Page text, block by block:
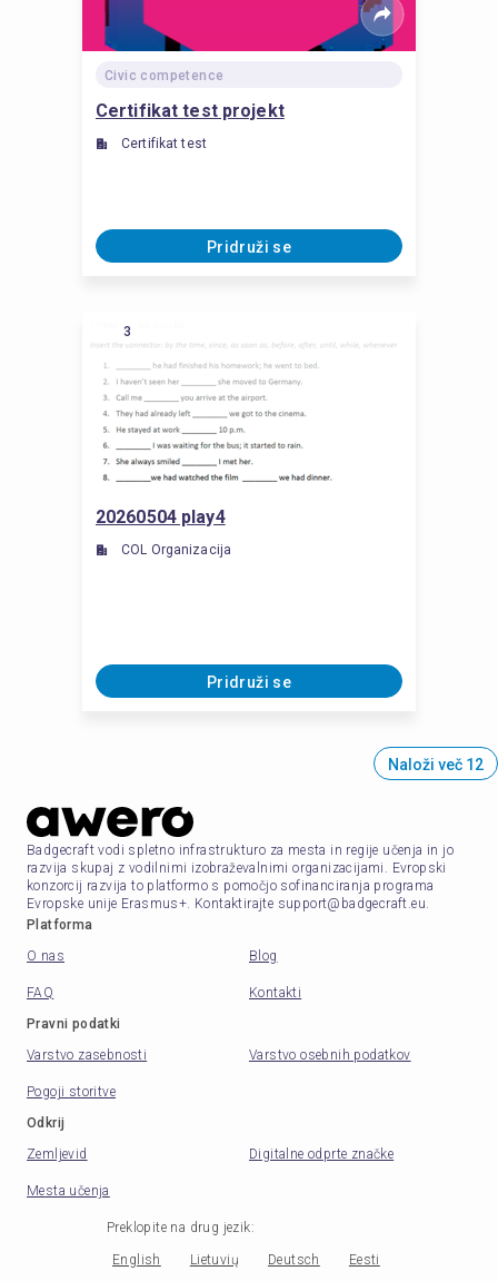
Civic competence
Certifikat test projekt
Certifikat test
Pridruži se
3
20260504 play4
COL Organizacija
Pridruži se
Naloži več 12
Badgecraft vodi spletno infrastrukturo za mesta in regije učenja in jo
razvija skupaj z vodilnimi izobraževalnimi organizacijami. Evropski
konzorcij razvija to platformo s pomočjo sofinanciranja programa
Evropske unije Erasmus+. Kontaktirajte support@badgecraft.eu.
Platforma
O nas
Blog
FAQ
Kontakti
Pravni podatki
Varstvo zasebnosti
Varstvo osebnih podatkov
Pogoji storitve
Odkrij
Zemljevid
Digitalne odprte značke
Mesta učenja
Preklopite na drug jezik:
English Lietuvių Deutsch
Eesti